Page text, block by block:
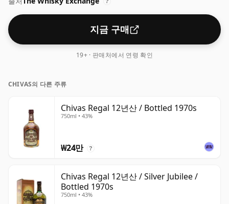
지금 구매
19+ · 판매처에서 연령 확인
CHIVAS의 다른 주류
Chivas Regal 12년산 / Bottled 1970s
750ml • 43%
₩24만 ?
Chivas Regal 12년산 / Silver Jubilee /
Bottled 1970s
750ml • 43%